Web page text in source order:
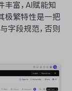
丰富，AI赋能知
极繁特性是一把
字段规范，否则